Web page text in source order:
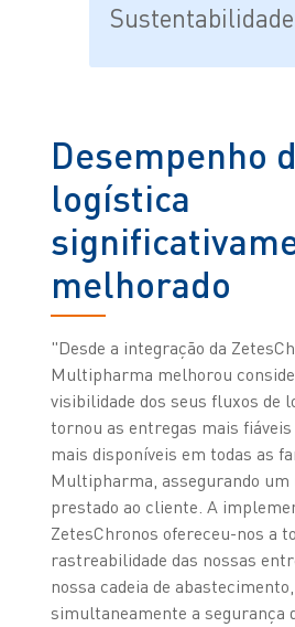
Desempenho
logística
melhorado
"Desde a integração da
Multipharma melhorou
visibilidade dos seus fluxos de
tornou as entregas mais
mais disponíveis em todas as
Multipharma, assegurando
prestado ao cliente. A
ZetesChronos ofereceu-nos a
rastreabilidade das nossas
nossa cadeia de
simultaneamente a segurança